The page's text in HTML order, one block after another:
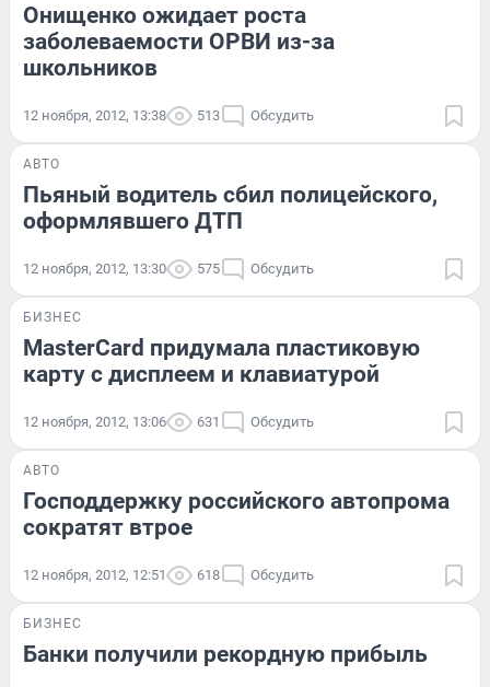
Онищенко ожидает роста
заболеваемости ОРВИ из-за
школьников
12 ноября, 2012, 13:38 513 Обсудить
АВТО
Пьяный водитель сбил полицейского,
оформлявшего ДТП
12 ноября, 2012, 13:30 575 Обсудить
БИЗНЕС
MasterCard придумала пластиковую
карту с дисплеем и клавиатурой
12 ноября, 2012, 13:06 631 Обсудить
АВТО
Господдержку российского автопрома
сократят втрое
12 ноября, 2012, 12:51 618 Обсудить
БИЗНЕС
Банки получили рекордную прибыль